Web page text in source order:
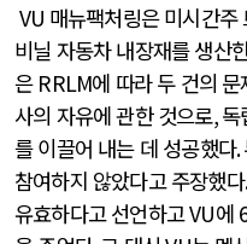
VU 매뉴팩처링은 미시간
비닐 자동차 내장재를 생산
은 RRLM에 따라 두 건의
사의 자유에 관한 것으로,독
를 이끌어 내는 데 성공했다.
참여하지 않았다고 주장했다
유효하다고 선언하고VU에